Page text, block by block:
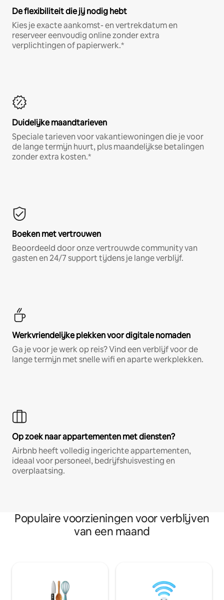
De flexibiliteit die jij nodig hebt
Kies je exacte aankomst- en vertrekdatum en
reserveer eenvoudig online zonder extra
verplichtingen of papierwerk.*
Duidelijke maandtarieven
Speciale tarieven voor vakantiewoningen die je voor
de lange termijn huurt, plus maandelijkse betalingen
zonder extra kosten.*
Boeken met vertrouwen
Beoordeeld door onze vertrouwde community van
gasten en 24/7 support tijdens je lange verblijf.
Werkvriendelijke plekken voor digitale nomaden
Ga je voor je werk op reis? Vind een verblijf voor de
lange termijn met snelle wifi en aparte werkplekken.
Op zoek naar appartementen met diensten?
Airbnb heeft volledig ingerichte appartementen,
ideaal voor personeel, bedrijfshuisvesting en
overplaatsing.
Populaire voorzieningen voor verblijven
van een maand